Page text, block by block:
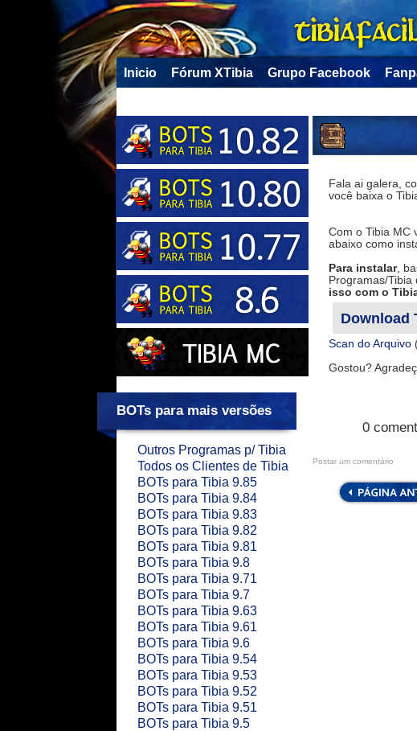
Inicio Fórum XTibia Grupo Facebook
BOTs para mais versões
Outros Programas p/ Tibia
Todos os Clientes de Tibia
BOTs para Tibia 9.85
BOTs para Tibia 9.84
BOTs para Tibia 9.83
BOTs para Tibia 9.82
BOTs para Tibia 9.81
BOTs para Tibia 9.8
BOTs para Tibia 9.71
BOTs para Tibia 9.7
BOTs para Tibia 9.63
BOTs para Tibia 9.61
BOTs para Tibia 9.6
BOTs para Tibia 9.54
BOTs para Tibia 9.53
BOTs para Tibia 9.52
BOTs para Tibia 9.51
BOTs para Tibia 9.5
Fala ai galera,
você baixa o
Com o Tibia MC
abaixo como
Para instalar,
Programas/Tibia
isso com o
Download
Scan do Arquivo
Gostou?
0
Postar um comentário